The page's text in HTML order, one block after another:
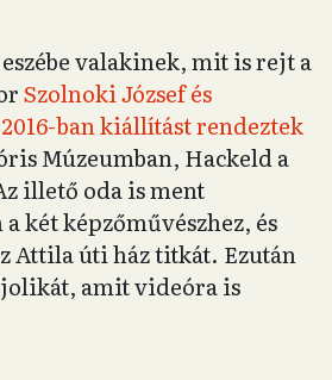
valakinek, mit is rejt a
Szolnoki József és
ban kiállítást rendeztek
Múzeumban, Hackeld a
illető oda is ment
két képzőművészhez, és
Attila úti ház titkát. Ezután
amit videóra is